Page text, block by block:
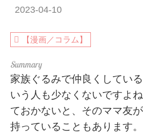
2023-04-10
【漫画／コラム】
家族ぐるみで仲良くしてい
いう人も少なくないですよ
ておかないと、そのママ友
持っていることもあります。